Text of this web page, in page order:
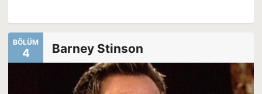
BÖLÜM
4 Barney Stinson